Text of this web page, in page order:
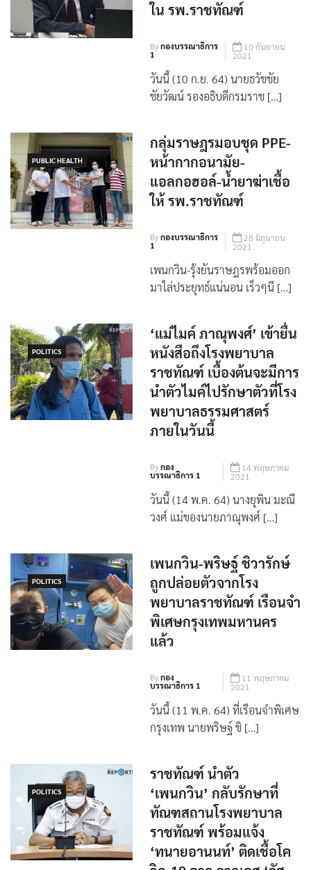
ใน รพ.ราชทัณฑ์
Byกองบรรณาธิการ
1
10 กันยายน
2021
วันนี้ (10 ก.ย. 64) นายธวัชชัย
ชัยวัฒน์ รองอธิบดีกรมราช […]
PUBLIC HEALTH
กลุ่มราษฎรมอบชุด PPE-
หน้ากากอนามัย-
แอลกอฮอล์-น้ำยาฆ่าเชื้อ
ให้ รพ.ราชทัณฑ์
Byกองบรรณาธิการ
1
28 มิถุนายน
2021
เพนกวิน-รุ้งยันราษฎรพร้อมออก
มาไล่ประยุทธ์แน่นอน เร็วๆนี […]
POLITICS
‘แม่ไมค์ ภาณุพงศ์’ เข้ายื่น
หนังสือถึงโรงพยาบาล
ราชทัณฑ์ เบื้องต้นจะมีการ
นำตัวไมค์ไปรักษาตัวที่โรง
พยาบาลธรรมศาสตร์
ภายในวันนี้
Byกอง
บรรณาธิการ 1
14 พฤษภาคม
2021
วันนี้ (14 พ.ค. 64) นางยุพิน มะณี
วงศ์ แม่ของนายภาณุพงศ์ […]
POLITICS
เพนกวิน-พริษฐ์ ชิวารักษ์
ถูกปล่อยตัวจากโรง
พยาบาลราชทัณฑ์ เรือนจำ
พิเศษกรุงเทพมหานคร
แล้ว
Byกอง
บรรณาธิการ 1
11 พฤษภาคม
2021
วันนี้ (11 พ.ค. 64) ที่เรือนจำพิเศษ
กรุงเทพ นายพริษฐ์ ชิ […]
POLITICS
ราชทัณฑ์ นำตัว
‘เพนกวิน’ กลับรักษาที่
ทัณฑสถานโรงพยาบาล
ราชทัณฑ์ พร้อมแจ้ง
‘ทนายอานนท์’ ติดเชื้อโค